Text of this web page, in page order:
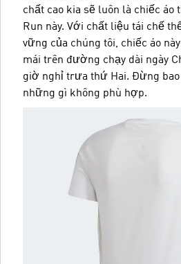
chất cao kia sẽ luôn là chiếc áo
Run này. Với chất liệu tái chế
vững của chúng tôi, chiếc áo
mái trên đường chạy dài ngày
giờ nghỉ trưa thứ Hai. Đừng
những gì không phù hợp.